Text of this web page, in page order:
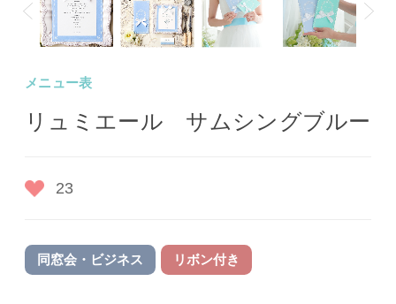
メニュー表
リュミエール サムシングブルー
23
同窓会・ビジネス リボン付き